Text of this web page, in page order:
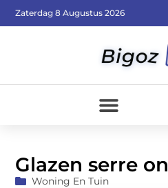
Zaterdag 8 Augustus 2026
Glazen serre
Woning En Tuin